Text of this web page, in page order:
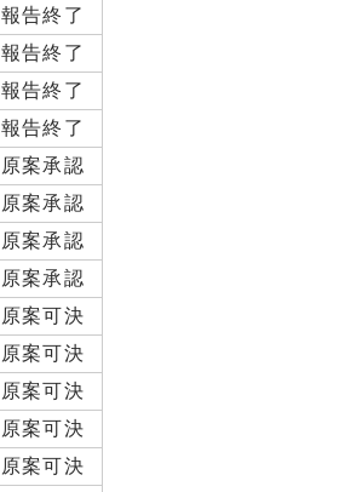
報告終了
報告終了
報告終了
報告終了
原案承認
原案承認
原案承認
原案承認
原案可決
原案可決
原案可決
原案可決
原案可決